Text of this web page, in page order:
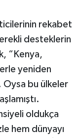
rekabet
desteklerin
“Kenya,
yeniden
bu ülkeler
oldukça
hem dünyayı